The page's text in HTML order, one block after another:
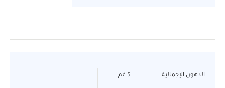
الدهون الإجمالية 5 غم